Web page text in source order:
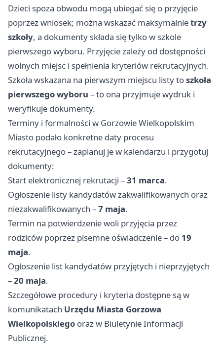
Dzieci spoza obwodu mogą ubiegać się o przyjęcie
poprzez wniosek; można wskazać maksymalnietrzy
szkoły, a dokumenty składa się tylko w szkole
pierwszego wyboru. Przyjęcie zależy od dostępności
wolnych miejsc i spełnienia kryteriów rekrutacyjnych.
Szkoła wskazana na pierwszym miejscu listy toszkoła
pierwszego wyboru – to ona przyjmuje wydruk i
weryfikuje dokumenty.
Terminy i formalności w Gorzowie Wielkopolskim
Miasto podało konkretne daty procesu
rekrutacyjnego – zaplanuj je w kalendarzu i przygotuj
dokumenty:
Start elektronicznej rekrutacji –31 marca.
Ogłoszenie listy kandydatów zakwalifikowanych oraz
niezakwalifikowanych –7 maja.
Termin na potwierdzenie woli przyjęcia przez
rodziców poprzez pisemne oświadczenie – do 19
maja.
Ogłoszenie list kandydatów przyjętych i nieprzyjętych
–20 maja.
Szczegółowe procedury i kryteria dostępne są w
komunikatach Urzędu Miasta Gorzowa
Wielkopolskiego oraz w Biuletynie Informacji
Publicznej.